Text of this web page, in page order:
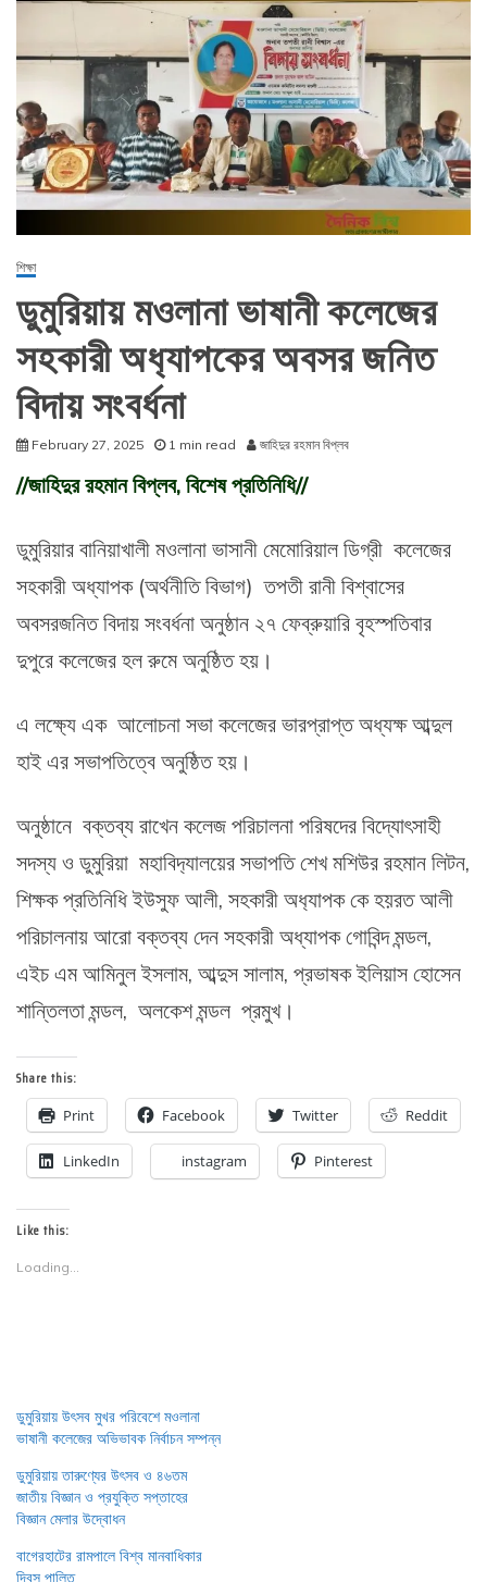
শিক্ষা
ডুমুরিয়ায় মওলানা ভাষানী কলেজের
সহকারী অধ‍্যাপকের অবসর জনিত
বিদায় সংবর্ধনা
February 27, 2025 1 min read জাহিদুর রহমান বিপ্লব
//জাহিদুর রহমান বিপ্লব, বিশেষ প্রতিনিধি//
ডুমুরিয়ার বানিয়াখালী মওলানা ভাসানী মেমোরিয়াল ডিগ্রী কলেজের
সহকারী অধ্যাপক (অর্থনীতি বিভাগ) তপতী রানী বিশ্বাসের
অবসরজনিত বিদায় সংবর্ধনা অনুষ্ঠান ২৭ ফেব্রুয়ারি বৃহস্পতিবার
দুপুরে কলেজের হল রুমে অনুষ্ঠিত হয়।
এ লক্ষ্যে এক আলোচনা সভা কলেজের ভারপ্রাপ্ত অধ্যক্ষ আব্দুল
হাই এর সভাপতিত্বে অনুষ্ঠিত হয়।
অনুষ্ঠানে বক্তব্য রাখেন কলেজ পরিচালনা পরিষদের বিদ্যোৎসাহী
সদস্য ও ডুমুরিয়া মহাবিদ‍্যালয়ের সভাপতি শেখ মশিউর রহমান লিটন,
শিক্ষক প্রতিনিধি ইউসুফ আলী, সহকারী অধ‍্যাপক কে হয়রত আলী
পরিচালনায় আরো বক্তব্য দেন সহকারী অধ্যাপক গোবিন্দ মন্ডল,
এইচ এম আমিনুল ইসলাম, আব্দুস সালাম, প্রভাষক ইলিয়াস হোসেন
শান্তিলতা মন্ডল, অলকেশ মন্ডল প্রমুখ।
Share this:
Print Facebook Twitter Reddit
LinkedIn instagram Pinterest
Like this:
Loading...
ডুমুরিয়ায় উৎসব মুখর পরিবেশে মওলানা
ভাষানী কলেজের অভিভাবক নির্বাচন সম্পন্ন
ডুমুরিয়ায় তারুণ্যের উৎসব ও ৪৬তম
জাতীয় বিজ্ঞান ও প্রযুক্তি সপ্তাহের
বিজ্ঞান মেলার উদ্বোধন
বাগেরহাটের রামপালে বিশ্ব মানবাধিকার
দিবস পালিত